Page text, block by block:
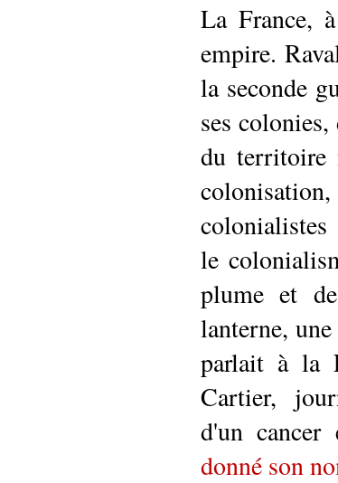
La France,
empire.
la seconde
ses
du territoire
le
plume et
lanterne,
parlait à la
Cartier,
d'un cancer
donné son